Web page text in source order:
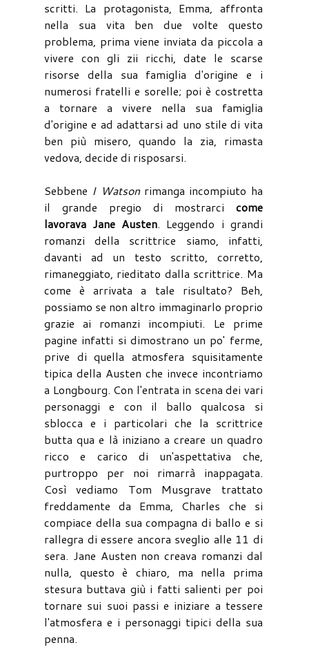
scritti. La protagonista, Emma, affronta
nella sua vita ben due volte questo
problema, prima viene inviata da piccola a
vivere con gli zii ricchi, date le scarse
risorse della sua famiglia d'origine e i
numerosi fratelli e sorelle; poi è costretta
a tornare a vivere nella sua famiglia
d'origine e ad adattarsi ad uno stile di vita
ben più misero, quando la zia, rimasta
vedova, decide di risposarsi.
Sebbene I Watsonrimanga incompiuto ha
il grande pregio di mostrarci come
lavorava Jane Austen. Leggendo i grandi
romanzi della scrittrice siamo, infatti,
davanti ad un testo scritto, corretto,
rimaneggiato, rieditato dalla scrittrice. Ma
come è arrivata a tale risultato? Beh,
possiamo se non altro immaginarlo proprio
grazie ai romanzi incompiuti. Le prime
pagine infatti si dimostrano un po' ferme,
prive di quella atmosfera squisitamente
tipica della Austen che invece incontriamo
a Longbourg. Con l'entrata in scena dei vari
personaggi e con il ballo qualcosa si
sblocca e i particolari che la scrittrice
butta qua e là iniziano a creare un quadro
ricco e carico di un'aspettativa che,
purtroppo per noi rimarrà inappagata.
Così vediamo Tom Musgrave trattato
freddamente da Emma, Charles che si
compiace della sua compagna di ballo e si
rallegra di essere ancora sveglio alle 11 di
sera. Jane Austen non creava romanzi dal
nulla, questo è chiaro, ma nella prima
stesura buttava giù i fatti salienti per poi
tornare sui suoi passi e iniziare a tessere
l'atmosfera e i personaggi tipici della sua
penna.